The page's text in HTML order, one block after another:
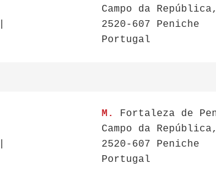
Campo da
2520-607 Peniche
Portugal
M.
Fortaleza de
Campo da
2520-607 Peniche
Portugal